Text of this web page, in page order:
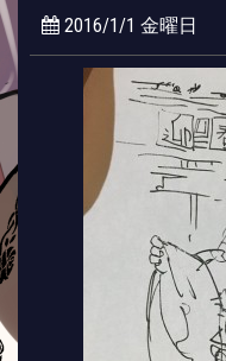
2016/1/1 金曜日